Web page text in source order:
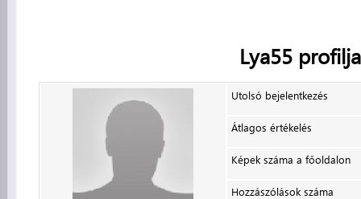
Lya55 profilja
Utolsó bejelentkezés
Átlagos értékelés
Képek száma a főoldalon
Hozzászólások száma